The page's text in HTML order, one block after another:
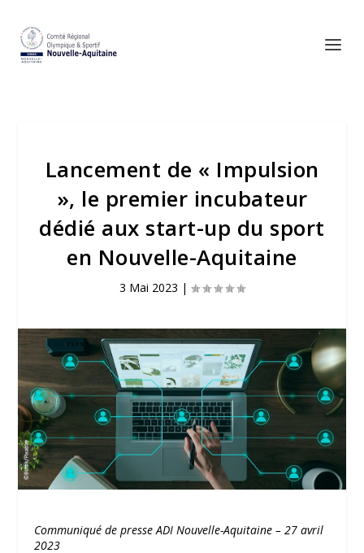
Lancement de « Impulsion
», le premier incubateur
dédié aux start-up du sport
en Nouvelle-Aquitaine
3 Mai 2023 |
Communiqué de presse ADI Nouvelle-Aquitaine – 27 avril
2023